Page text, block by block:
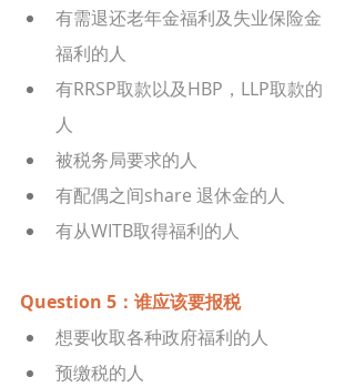
有需退还老年金福利及失业保险金
福利的人
有RRSP取款以及HBP，LLP取款的
人
被税务局要求的人
有配偶之间share 退休金的人
有从WITB取得福利的人
Question 5：谁应该要报税
想要收取各种政府福利的人
预缴税的人